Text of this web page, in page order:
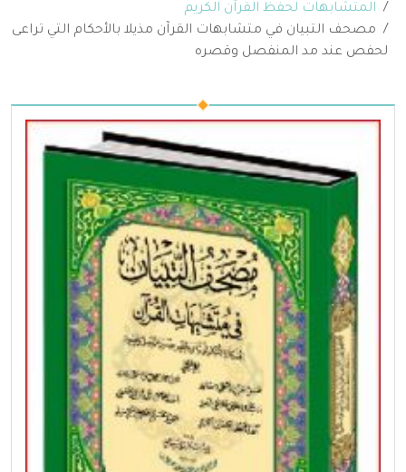
المتشابهات لحفظ القرآن الكريم
مصحف التبيان في متشابهات القرآن مذيلا بالأحكام التي تراعى
لحفص عند مد المنفصل وقصره